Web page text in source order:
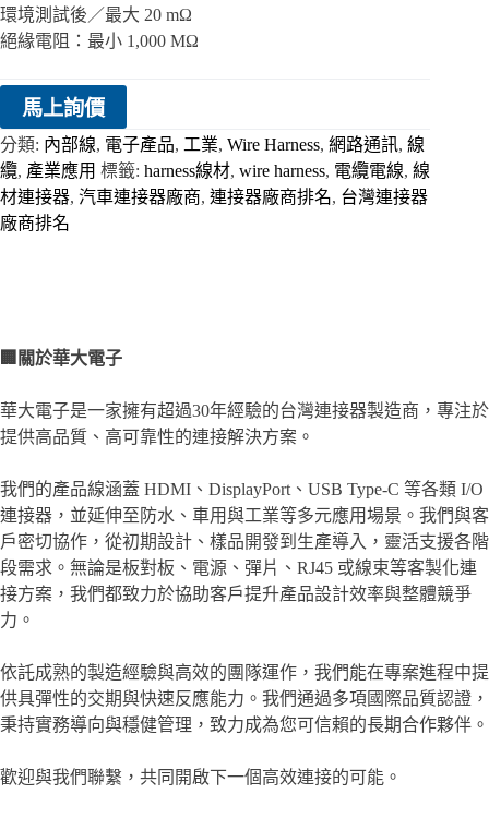
環境測試後／最大 20 mΩ
絕緣電阻：最小 1,000 MΩ
馬上詢價
分類: 內部線, 電子產品, 工業, Wire Harness, 網路通訊, 線
纜, 產業應用 標籤: harness線材, wire harness, 電纜電線, 線
材連接器, 汽車連接器廠商, 連接器廠商排名, 台灣連接器
廠商排名
關於華大電子
華大電子是一家擁有超過30年經驗的台灣連接器製造商，專注於
提供高品質、高可靠性的連接解決方案。
我們的產品線涵蓋 HDMI、DisplayPort、USB Type-C 等各類 I/O
連接器，並延伸至防水、車用與工業等多元應用場景。我們與客
戶密切協作，從初期設計、樣品開發到生產導入，靈活支援各階
段需求。無論是板對板、電源、彈片、RJ45 或線束等客製化連
接方案，我們都致力於協助客戶提升產品設計效率與整體競爭
力。
依託成熟的製造經驗與高效的團隊運作，我們能在專案進程中提
供具彈性的交期與快速反應能力。我們通過多項國際品質認證，
秉持實務導向與穩健管理，致力成為您可信賴的長期合作夥伴。
歡迎與我們聯繫，共同開啟下一個高效連接的可能。